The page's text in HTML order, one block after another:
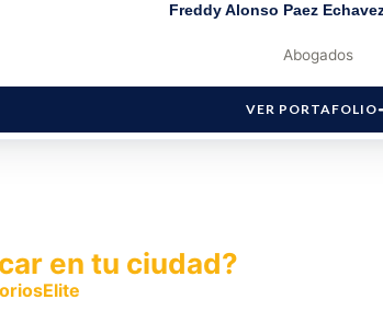
Freddy Alonso Paez
Abogados
VER PORTAFOLIO
en tu ciudad?